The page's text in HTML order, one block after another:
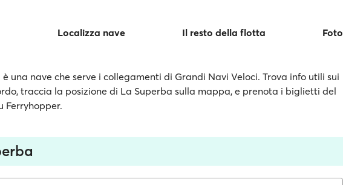
Localizza nave Il resto della flotta Foto
una nave che serve i collegamenti di Grandi Navi Veloci. Trova info utili sui
traccia la posizione di La Superba sulla mappa, e prenota i biglietti del
Ferryhopper.